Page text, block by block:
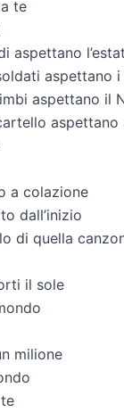
te
aspettano
aspettano
aspettano il
aspettano
a colazione
dall’inizio
di quella
il sole
milione